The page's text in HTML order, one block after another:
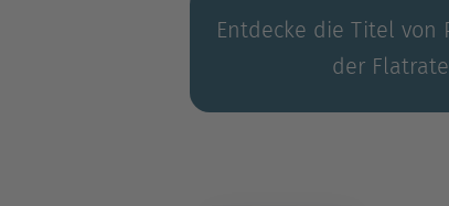
Entdecke die Titel von
der